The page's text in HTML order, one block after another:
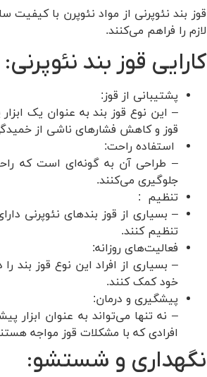
قوز بند نئوپرنی از مواد نئوپرن با
لازم را فراهم می‌کنند.
کارایی قوز بند نئوپرنی:
پشتیبانی از قوز:
– این نوع قوز بند به عنوان یک
قوز و کاهش فشارهای ناشی از
استفاده راحت:
– طراحی آن به گونه‌ای است که
جلوگیری می‌کنند.
تنظیم :
– بسیاری از قوز بندهای نئوپرنی
تنظیم کنند.
فعالیت‌های روزانه:
– بسیاری از افراد این نوع قوز بند
خود کمک کنند.
پیشگیری و درمان:
– نه تنها می‌تواند به عنوان ابزار
افرادی که با مشکلات قوز مواجه
نگهداری و شستشو: